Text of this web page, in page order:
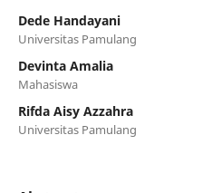
Dede Handayani
Universitas Pamulang
Devinta Amalia
Mahasiswa
Rifda Aisy Azzahra
Universitas Pamulang